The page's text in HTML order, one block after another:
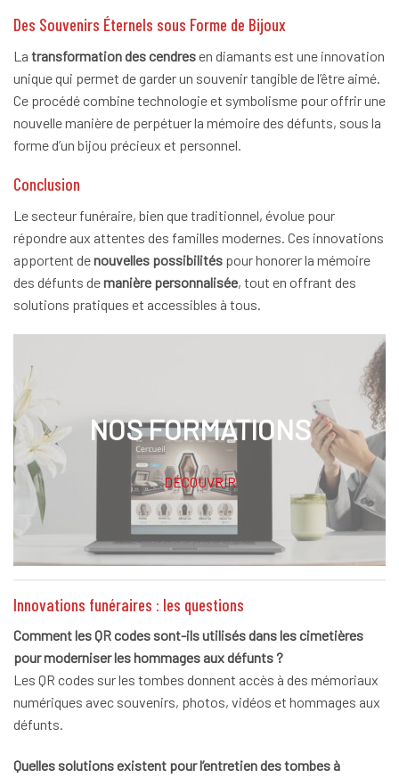
Des Souvenirs Éternels sous Forme de Bijoux
La transformation des cendresen diamants est une innovation
unique qui permet de garder un souvenir tangible de l’être aimé.
Ce procédé combine technologie et symbolisme pour offrir une
nouvelle manière de perpétuer la mémoire des défunts, sous la
forme d’un bijou précieux et personnel.
Conclusion
Le secteur funéraire, bien que traditionnel, évolue pour
répondre aux attentes des familles modernes. Ces innovations
apportent denouvelles possibilités pour honorer la mémoire
des défunts demanière personnalisée, tout en offrant des
solutions pratiques et accessibles à tous.
NOS FORMATIONS
DÉCOUVRIR
Innovations funéraires : les questions
Comment les QR codes sont-ils utilisés dans les cimetières
pour moderniser les hommages aux défunts ?
Les QR codes sur les tombes donnent accès à des mémoriaux
numériques avec souvenirs, photos, vidéos et hommages aux
défunts.
Quelles solutions existent pour l’entretien des tombes à